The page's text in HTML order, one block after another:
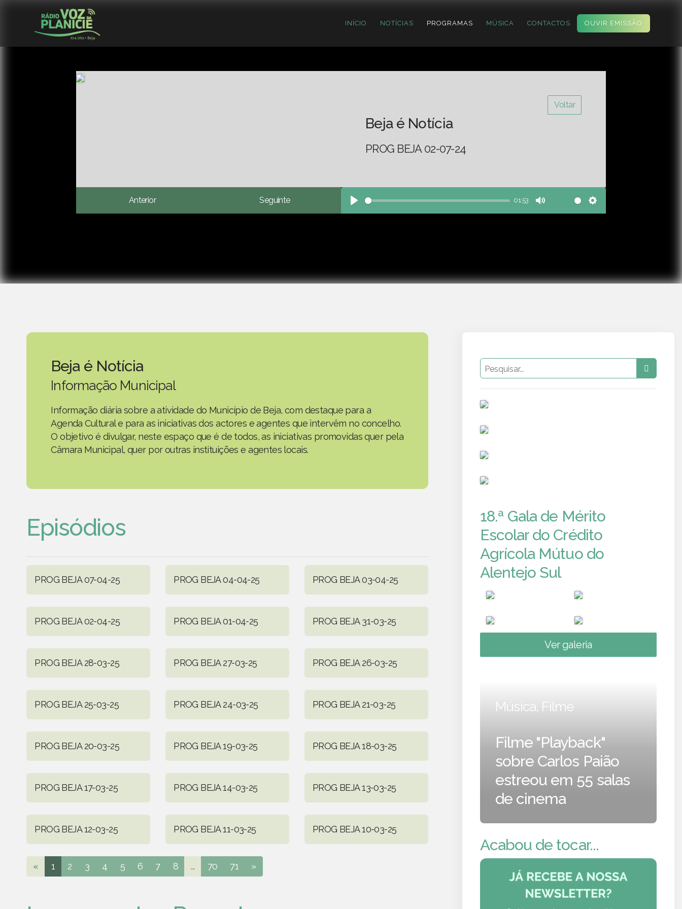
INÍCIO NOTÍCIAS PROGRAMAS MÚSICA CONTACTOS OUVIR EMISSÃO
Voltar
Beja é Notícia
PROG BEJA 02-07-24
Anterior Seguinte
Play
01:53
Mute Settings
Beja é Notícia
Informação Municipal
Informação diária sobre a atividade do Município de Beja, com destaque para a
Agenda Cultural e para as iniciativas dos actores e agentes que intervêm no concelho.
O objetivo é divulgar, neste espaço que é de todos, as iniciativas promovidas quer pela
Câmara Municipal, quer por outras instituições e agentes locais.
Episódios
PROG BEJA 07-04-25 PROG BEJA 04-04-25 PROG BEJA 03-04-25
PROG BEJA 02-04-25 PROG BEJA 01-04-25 PROG BEJA 31-03-25
PROG BEJA 28-03-25 PROG BEJA 27-03-25 PROG BEJA 26-03-25
PROG BEJA 25-03-25 PROG BEJA 24-03-25 PROG BEJA 21-03-25
PROG BEJA 20-03-25 PROG BEJA 19-03-25 PROG BEJA 18-03-25
PROG BEJA 17-03-25 PROG BEJA 14-03-25 PROG BEJA 13-03-25
PROG BEJA 12-03-25 PROG BEJA 11-03-25 PROG BEJA 10-03-25
« 1 2 3 4 5 6 7 8 ... 70 71 »
18.ª Gala de Mérito
Escolar do Crédito
Agrícola Mútuo do
Alentejo Sul
Ver galeria
Música, Filme
Filme "Playback"
sobre Carlos Paião
estreou em 55 salas
de cinema
Acabou de tocar...